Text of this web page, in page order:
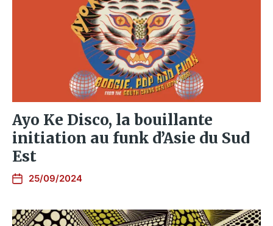
Ayo Ke Disco, la bouillante
initiation au funk d’Asie du Sud
Est
25/09/2024